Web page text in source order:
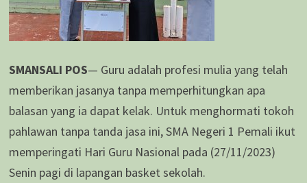
SMANSALI POS— Guru adalah profesi mulia yang telah
memberikan jasanya tanpa memperhitungkan apa
balasan yang ia dapat kelak. Untuk menghormati tokoh
pahlawan tanpa tanda jasa ini, SMA Negeri 1 Pemali ikut
memperingati Hari Guru Nasional pada (27/11/2023)
Senin pagi di lapangan basket sekolah.